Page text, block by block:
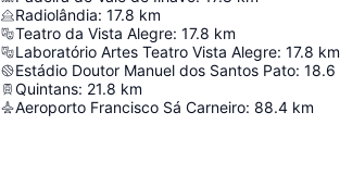
Radiolândia: 17.8 km
Teatro da Vista Alegre: 17.8 km
Laboratório Artes Teatro Vista Alegre: 17.8 km
Estádio Doutor Manuel dos Santos Pato: 18.6
Quintans: 21.8 km
Aeroporto Francisco Sá Carneiro: 88.4 km